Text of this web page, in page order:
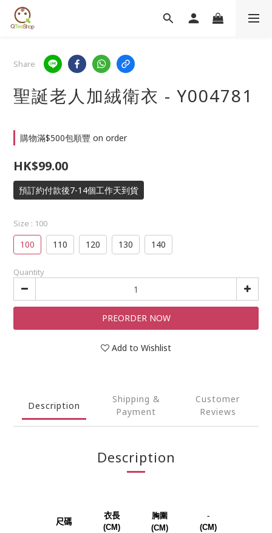
Share
聖誕老人加絨衛衣 - Y004781
購物滿$500包順豐 on order
HK$99.00
預訂約付款後7-14個工作天到貨
Size : 100
100 110 120 130 140
Quantity
PREORDER NOW
Add to Wishlist
Description
Shipping &
Payment
Customer
Reviews
Description
尺碼
衣長
(CM)
胸圍
(CM)
-
(CM)